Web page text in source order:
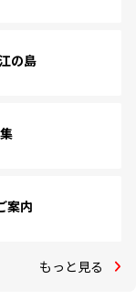
の島
案内
もっと見る